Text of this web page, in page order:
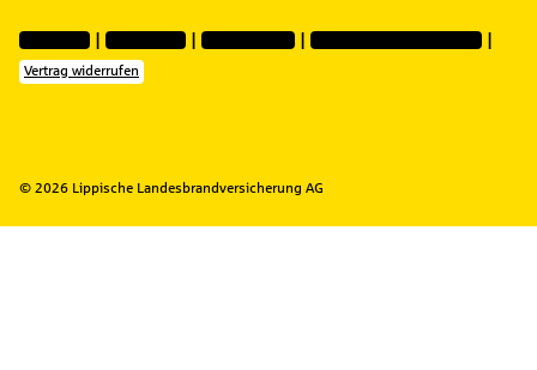
Impressum Datenschutz Barrierefreiheit
Privatsphäre-Einstellungen
Vertrag widerrufen